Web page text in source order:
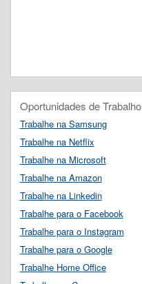
Oportunidades de Trabalho
Trabalhe na Samsung
Trabalhe na Netflix
Trabalhe na Microsoft
Trabalhe na Amazon
Trabalhe na Linkedin
Trabalhe para o Facebook
Trabalhe para o Instagram
Trabalhe para o Google
Trabalhe Home Office